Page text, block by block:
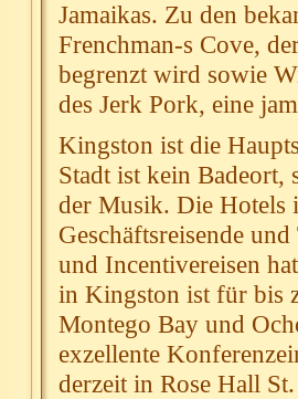
Jamaikas. Zu den
Frenchman-s Cove,
begrenzt wird sowie
des Jerk Pork, eine
Kingston ist die
Stadt ist kein Badeort,
der Musik. Die Hotels
Geschäftsreisende
und Incentivereisen
in Kingston ist für bis
Montego Bay und
exzellente
derzeit in Rose Hall